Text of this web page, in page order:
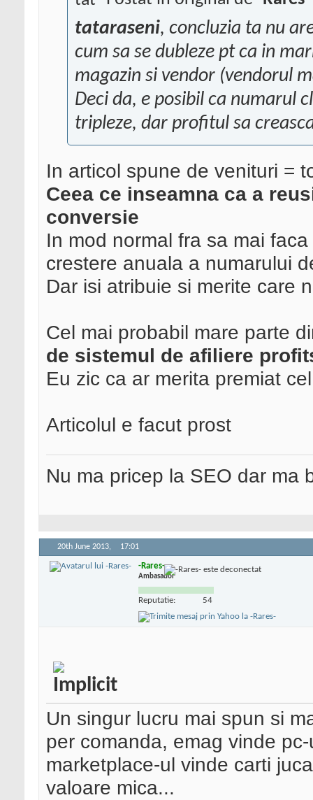
tataraseni, concluzia ta nu
cum sa se dubleze pt ca in
magazin si vendor (vendorul
Deci da, e posibil ca numarul
tripleze, dar profitul sa
In articol spune de venituri =
Ceea ce inseamna ca a
conversie
In mod normal fra sa mai
crestere anuala a numarului
Dar isi atribuie si merite care
Cel mai probabil mare parte
de sistemul de afiliere
Eu zic ca ar merita premiat
Articolul e facut prost
Nu ma pricep la SEO dar ma
20th June 2013, 17:01
-Rares-
Ambasador
Reputatie: 54
Un singur lucru mai spun si
per comanda, emag vinde
marketplace-ul vinde carti
valoare mica...